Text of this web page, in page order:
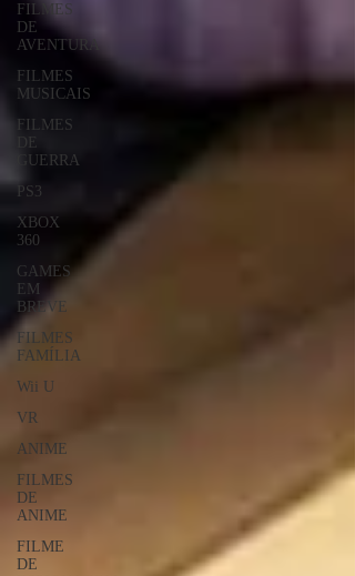
FILMES
DE
AVENTURA
FILMES
MUSICAIS
FILMES
DE
GUERRA
PS3
XBOX
360
GAMES
EM
BREVE
FILMES
FAMÍLIA
Wii U
VR
ANIME
FILMES
DE
ANIME
FILME
DE